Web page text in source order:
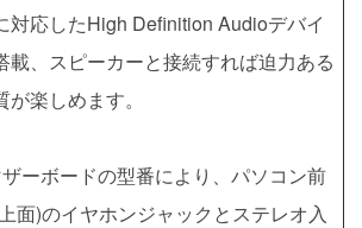
対応したHigh Definition Audioデバイ
載、スピーカーと接続すれば迫力ある
が楽しめます。
ーボードの型番により、パソコン前
面)のイヤホンジャックとステレオ入